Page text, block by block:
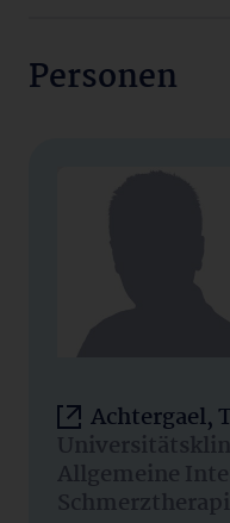
Personen
Achtergael,
Allgemeine